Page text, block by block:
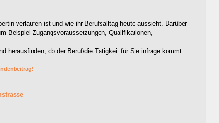
verlaufen ist und wie ihr Berufsalltag heute aussieht. Darüber
Beispiel Zugangsvoraussetzungen, Qualifikationen,
herausfinden, ob der Beruf/die Tätigkeit für Sie infrage kommt.